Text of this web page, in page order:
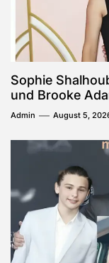
Sophie
und Brooke
Admin August 5,